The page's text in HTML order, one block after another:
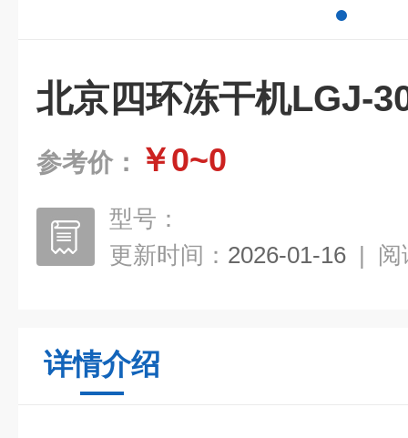
北京四环冻干机LGJ-
参考价： ￥0~0
型号：
更新时间： 2026-01-16 | 阅
详情介绍